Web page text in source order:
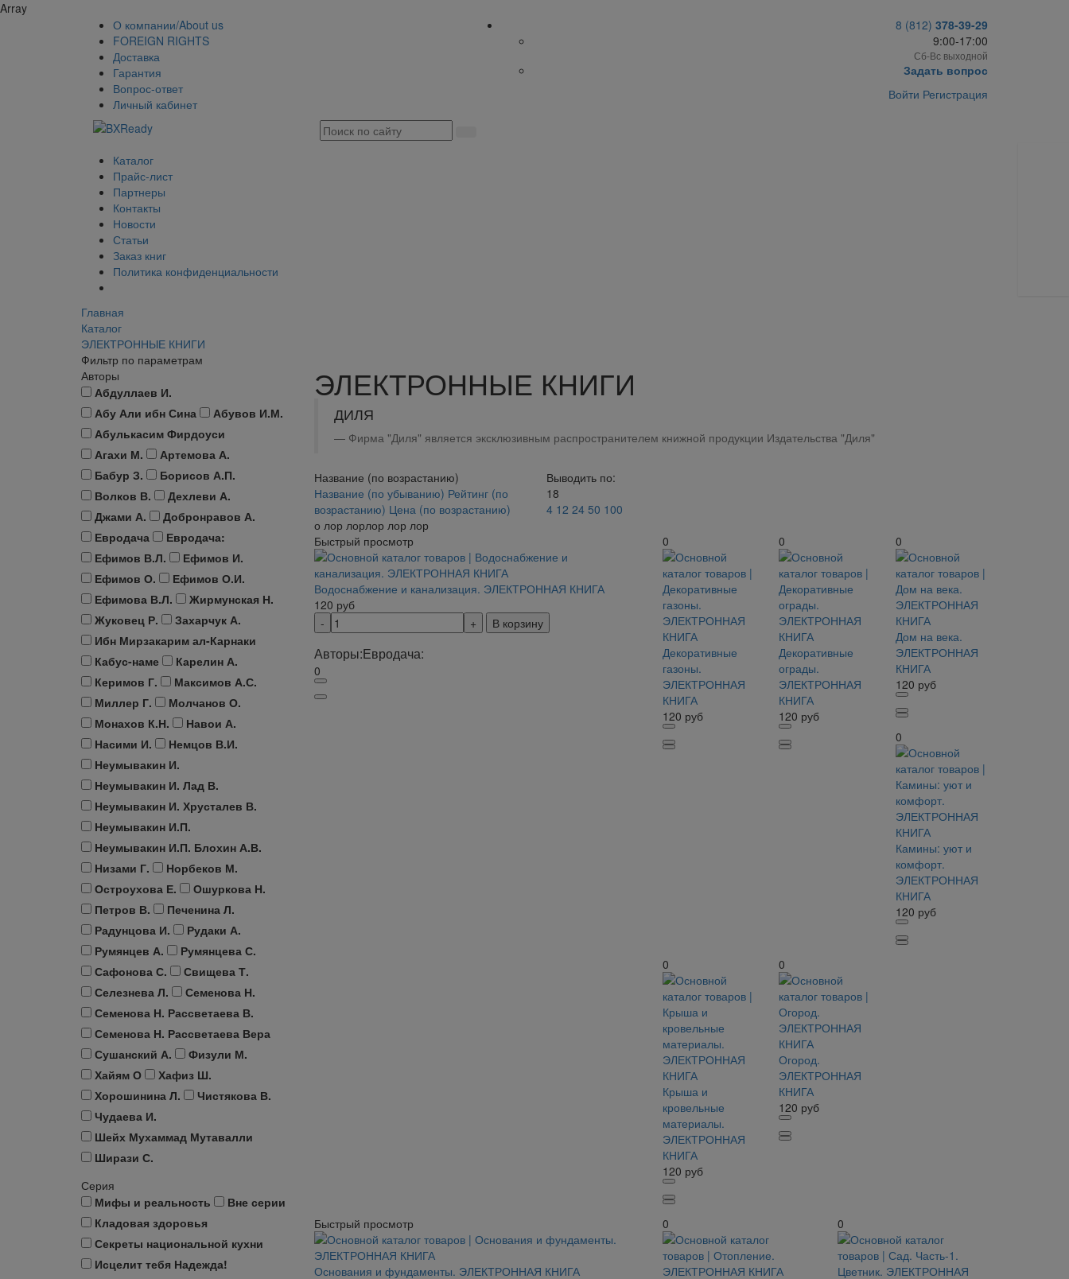
Array
О компании/About us
FOREIGN RIGHTS
Доставка
Гарантия
Вопрос-ответ
Личный кабинет
8 (812) 378-39-29
9:00-17:00
Сб-Вс выходной
Задать вопрос
Войти Регистрация
Каталог
Прайс-лист
Партнеры
Контакты
Новости
Статьи
Заказ книг
Политика конфиденциальности
Главная
Каталог
ЭЛЕКТРОННЫЕ КНИГИ
Фильтр по параметрам
Авторы
Абдуллаев И.
Абу Али ибн Сина
Абувов И.М.
Абулькасим Фирдоуси
Агахи М.
Артемова А.
Бабур З.
Борисов А.П.
Волков В.
Дехлеви А.
Джами А.
Добронравов А.
Евродача
Евродача:
Ефимов В.Л.
Ефимов И.
Ефимов О.
Ефимов О.И.
Ефимова В.Л.
Жирмунская Н.
Жуковец Р.
Захарчук А.
Ибн Мирзакарим ал-Карнаки
Кабус-наме
Карелин А.
Керимов Г.
Максимов А.С.
Миллер Г.
Молчанов О.
Монахов К.Н.
Навои А.
Насими И.
Немцов В.И.
Неумывакин И.
Неумывакин И. Лад В.
Неумывакин И. Хрусталев В.
Неумывакин И.П.
Неумывакин И.П. Блохин А.В.
Низами Г.
Норбеков М.
Остроухова Е.
Ошуркова Н.
Петров В.
Печенина Л.
Радунцова И.
Рудаки А.
Румянцев А.
Румянцева С.
Сафонова С.
Свищева Т.
Селезнева Л.
Семенова Н.
Семенова Н. Рассветаева В.
Семенова Н. Рассветаева Вера
Сушанский А.
Физули М.
Хайям О
Хафиз Ш.
Хорошинина Л.
Чистякова В.
Чудаева И.
Шейх Мухаммад Мутавалли
Ширази С.
Серия
Мифы и реальность
Вне серии
Кладовая здоровья
Секреты национальной кухни
Исцелит тебя Надежда!
ЭЛЕКТРОННЫЕ КНИГИ
ДИЛЯ
Фирма "Диля" является эксклюзивным распространителем книжной продукции Издательства "Диля"
Название (по возрастанию)
Название (по убыванию) Рейтинг (по
возрастанию) Цена (по возрастанию)
Выводить по:
18
4 12 24 50 100
о лор лорлор лор лор
Быстрый просмотр
Водоснабжение и канализация. ЭЛЕКТРОННАЯ КНИГА
120 руб
В корзину
Авторы:Евродача:
0
0
Декоративные
газоны.
ЭЛЕКТРОННАЯ
КНИГА
120 руб
0
Декоративные
ограды.
ЭЛЕКТРОННАЯ
КНИГА
120 руб
0
Дом на века.
ЭЛЕКТРОННАЯ
КНИГА
120 руб
0
Камины: уют и
комфорт.
ЭЛЕКТРОННАЯ
КНИГА
120 руб
0
Крыша и
кровельные
материалы.
ЭЛЕКТРОННАЯ
КНИГА
120 руб
0
Огород.
ЭЛЕКТРОННАЯ
КНИГА
120 руб
Быстрый просмотр
Основания и фундаменты. ЭЛЕКТРОННАЯ КНИГА
0 0